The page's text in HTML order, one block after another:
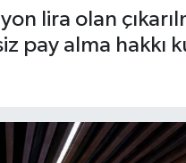
lira olan
pay alma